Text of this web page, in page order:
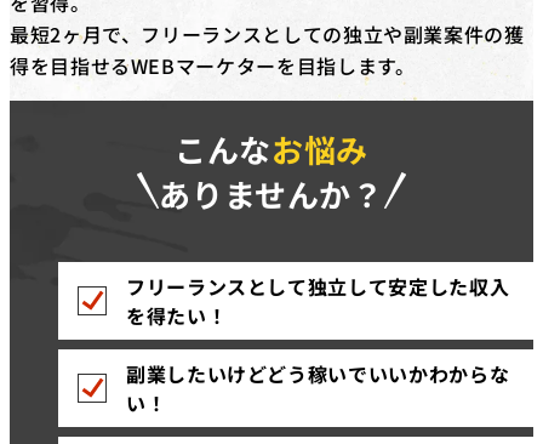
※リスキリング補助金の予算に達し次第終了となりま
す。
最短2ヶ月で、フリーランスとしての独立や副業案件の獲
得を目指せるWEBマーケターを目指します。
こんなお悩み
ありませんか？
フリーランスとして独立して安定した収入
を得たい！
副業したいけどどう稼いでいいかわからな
い！